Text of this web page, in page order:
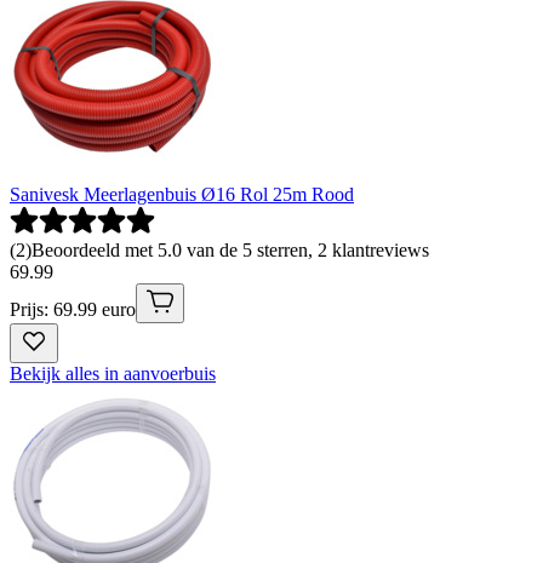
Sanivesk Meerlagenbuis Ø16 Rol 25m Rood
(2)Beoordeeld met 5.0 van de 5 sterren, 2 klantreviews
69.99
Prijs: 69.99 euro
Bekijk alles in aanvoerbuis